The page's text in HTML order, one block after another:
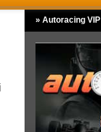
» Autoracing VIP